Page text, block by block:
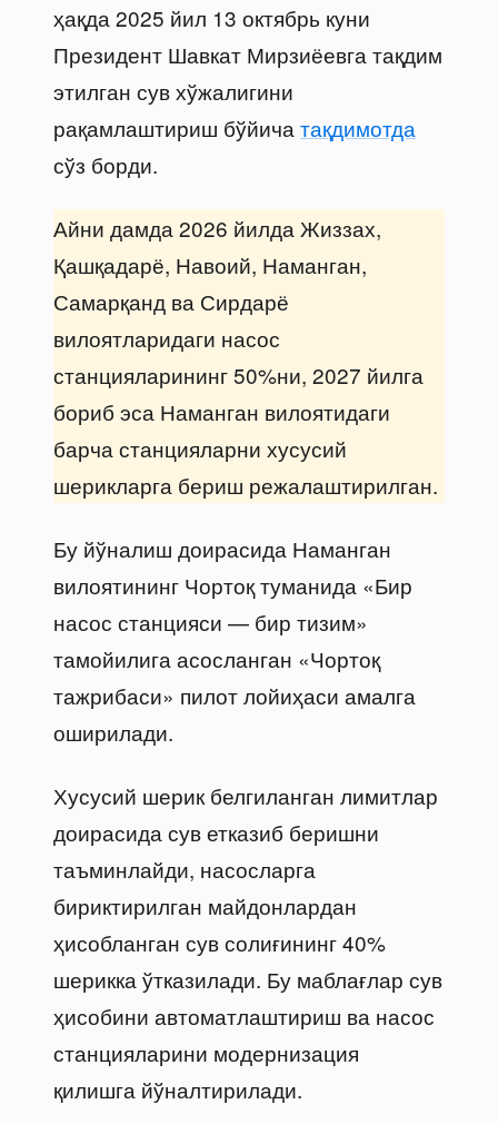
ҳақда 2025 йил 13 октябрь куни
Президент Шавкат Мирзиёевга тақдим
этилган сув хўжалигини
рақамлаштириш бўйича тақдимотда
сўз борди.
Айни дамда 2026 йилда Жиззах,
Қашқадарё, Навоий, Наманган,
Самарқанд ва Сирдарё
вилоятларидаги насос
станцияларининг 50%ни, 2027 йилга
бориб эса Наманган вилоятидаги
барча станцияларни хусусий
шерикларга бериш режалаштирилган.
Бу йўналиш доирасида Наманган
вилоятининг Чортоқ туманида «Бир
насос станцияси — бир тизим»
тамойилига асосланган «Чортоқ
тажрибаси» пилот лойиҳаси амалга
оширилади.
Хусусий шерик белгиланган лимитлар
доирасида сув етказиб беришни
таъминлайди, насосларга
бириктирилган майдонлардан
ҳисобланган сув солиғининг 40%
шерикка ўтказилади. Бу маблағлар сув
ҳисобини автоматлаштириш ва насос
станцияларини модернизация
қилишга йўналтирилади.